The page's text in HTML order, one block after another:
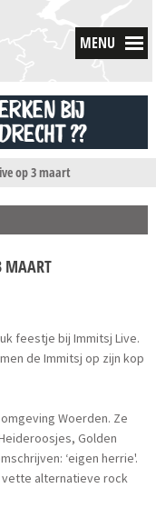
MENU
op 3 maart
MAART
feestje bij Immitsj Live.
de Immitsj op zijn kop
Woerden. Ze
Golden
‘eigen herrie'.
vette alternatieve rock